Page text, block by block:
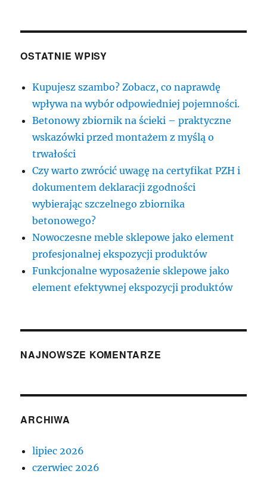
OSTATNIE WPISY
Kupujesz szambo? Zobacz, co naprawdę
wpływa na wybór odpowiedniej pojemności.
Betonowy zbiornik na ścieki – praktyczne
wskazówki przed montażem z myślą o
trwałości
Czy warto zwrócić uwagę na certyfikat PZH i
dokumentem deklaracji zgodności
wybierając szczelnego zbiornika
betonowego?
Nowoczesne meble sklepowe jako element
profesjonalnej ekspozycji produktów
Funkcjonalne wyposażenie sklepowe jako
element efektywnej ekspozycji produktów
NAJNOWSZE KOMENTARZE
ARCHIWA
lipiec 2026
czerwiec 2026